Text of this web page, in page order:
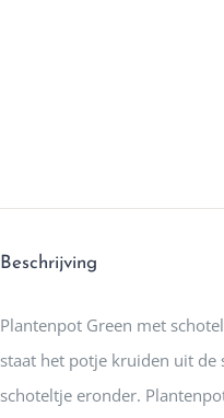
ook heel aardig
Beschrijving
Plantenpot Green met
staat het potje kruiden uit de
schoteltje eronder.